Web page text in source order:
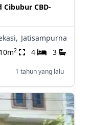
Cibubur CBD-
Jatisampurna
2 4 3
1 tahun yang lalu